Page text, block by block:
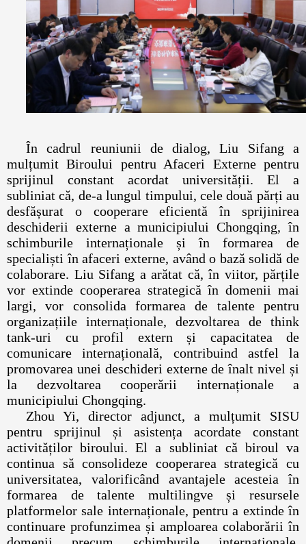
În cadrul reuniunii de dialog, Liu Sifang a
mulțumit Biroului pentru Afaceri Externe pentru
sprijinul constant acordat universității. El a
subliniat că, de-a lungul timpului, cele două părți au
desfășurat o cooperare eficientă în sprijinirea
deschiderii externe a municipiului Chongqing, în
schimburile internaționale și în formarea de
specialiști în afaceri externe, având o bază solidă de
colaborare. Liu Sifang a arătat că, în viitor, părțile
vor extinde cooperarea strategică în domenii mai
largi, vor consolida formarea de talente pentru
organizațiile internaționale, dezvoltarea de think
tank-uri cu profil extern și capacitatea de
comunicare internațională, contribuind astfel la
promovarea unei deschideri externe de înalt nivel și
la dezvoltarea cooperării internaționale a
municipiului Chongqing.
Zhou Yi, director adjunct, a mulțumit SISU
pentru sprijinul și asistența acordate constant
activităților biroului. El a subliniat că biroul va
continua să consolideze cooperarea strategică cu
universitatea, valorificând avantajele acesteia în
formarea de talente multilingve și resursele
platformelor sale internaționale, pentru a extinde în
continuare profunzimea și amploarea colaborării în